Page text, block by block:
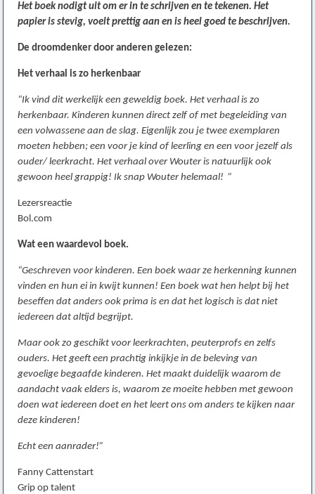
Het boek nodigt uit om er in te schrijven en te tekenen. Het
papier is stevig, voelt prettig aan en is heel goed te beschrijven.
De droomdenker door anderen gelezen:
Het verhaal is zo herkenbaar
“Ik vind dit werkelijk een geweldig boek. Het verhaal is zo
herkenbaar. Kinderen kunnen direct zelf of met begeleiding van
een volwassene aan de slag. Eigenlijk zou je twee exemplaren
moeten hebben; een voor je kind of leerling en een voor jezelf als
ouder/ leerkracht. Het verhaal over Wouter is natuurlijk ook
gewoon heel grappig! Ik snap Wouter helemaal! ”
Lezersreactie
Bol.com
Wat een waardevol boek.
“Geschreven voor kinderen. Een boek waar ze herkenning kunnen
vinden en hun ei in kwijt kunnen! Een boek wat hen helpt bij het
beseffen dat anders ook prima is en dat het logisch is dat niet
iedereen dat altijd begrijpt.
Maar ook zo geschikt voor leerkrachten, peuterprofs en zelfs
ouders. Het geeft een prachtig inkijkje in de beleving van
gevoelige begaafde kinderen. Het maakt duidelijk waarom de
aandacht vaak elders is, waarom ze moeite hebben met gewoon
doen wat iedereen doet en het leert ons om anders te kijken naar
deze kinderen!
Echt een aanrader!”
Fanny Cattenstart
Grip op talent